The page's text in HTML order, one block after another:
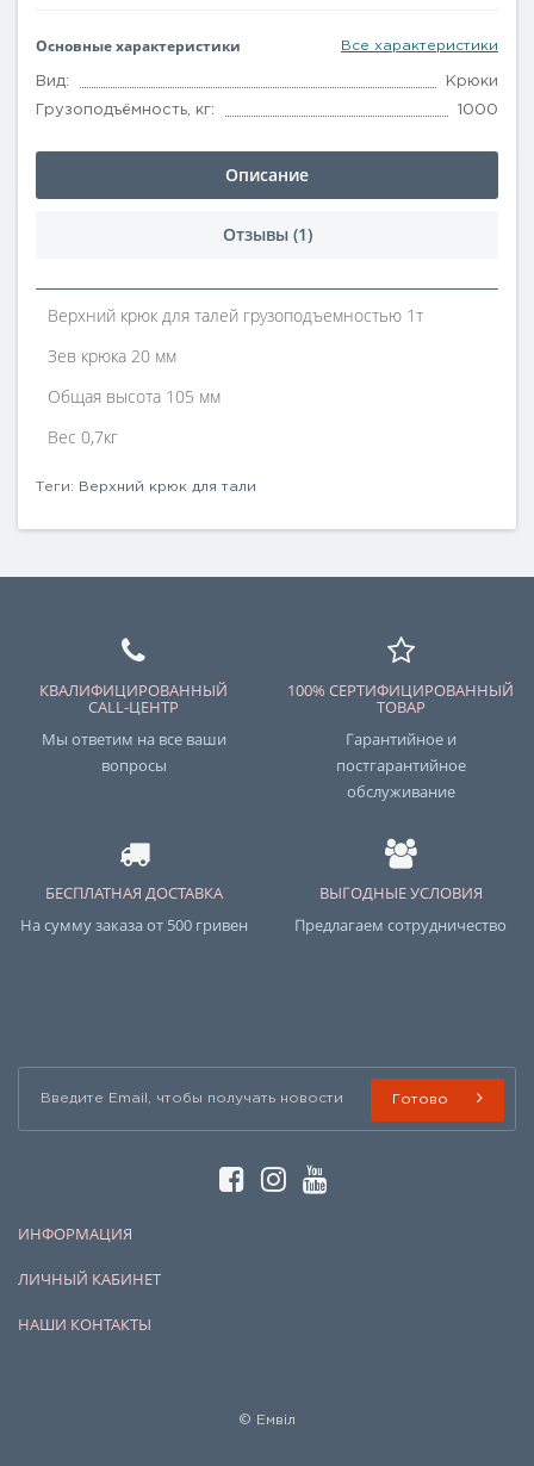
Основные характеристики Все характеристики
Вид: Крюки
Грузоподъёмность, кг: 1000
Описание
Отзывы (1)
Верхний крюк для талей грузоподъемностью 1т
Зев крюка 20 мм
Общая высота 105 мм
Вес 0,7кг
Теги: Верхний крюк для тали
КВАЛИФИЦИРОВАННЫЙ
CALL-ЦЕНТР
Мы ответим на все ваши
вопросы
100% СЕРТИФИЦИРОВАННЫЙ
ТОВАР
Гарантийное и
постгарантийное
обслуживание
БЕСПЛАТНАЯ ДОСТАВКА
На сумму заказа от 500 гривен
ВЫГОДНЫЕ УСЛОВИЯ
Предлагаем сотрудничество
Готово
ИНФОРМАЦИЯ
ЛИЧНЫЙ КАБИНЕТ
НАШИ КОНТАКТЫ
© Емвіл